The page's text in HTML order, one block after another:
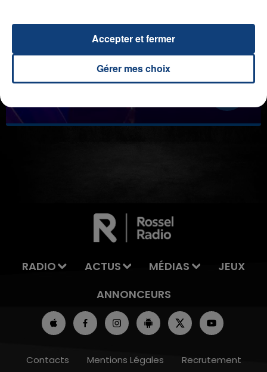
RADIO ACTUS MÉDIAS
JEUX
ANNONCEURS
Contacts Mentions Légales Recrutement
Gérer mes choix
Accepter et fermer